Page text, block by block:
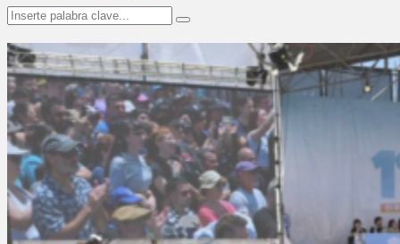
Search
for:
Search